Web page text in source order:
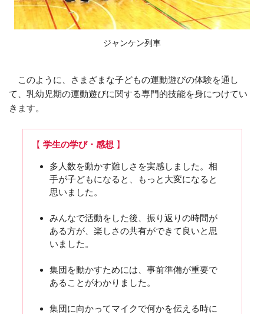
ジャンケン列車
このように、さまざまな子どもの運動遊びの体験を通し
て、乳幼児期の運動遊びに関する専門的技能を身につけてい
きます。
【 学生の学び・感想 】
多人数を動かす難しさを実感しました。相
手が子どもになると、もっと大変になると
思いました。
みんなで活動をした後、振り返りの時間が
ある方が、楽しさの共有ができて良いと思
いました。
集団を動かすためには、事前準備が重要で
あることがわかりました。
集団に向かってマイクで何かを伝える時に